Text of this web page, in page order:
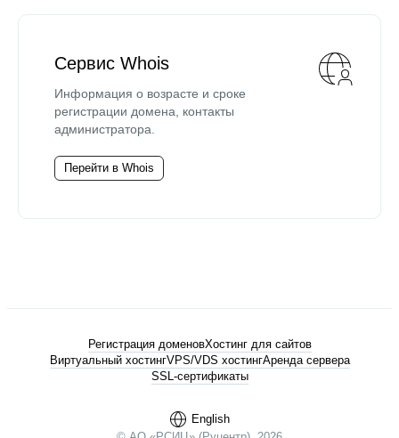
Сервис Whois
Информация о возрасте и сроке
регистрации домена, контакты
администратора.
Перейти в Whois
English
Регистрация доменовХостинг для сайтов
Виртуальный хостингVPS/VDS хостингАренда сервера
SSL-сертификаты